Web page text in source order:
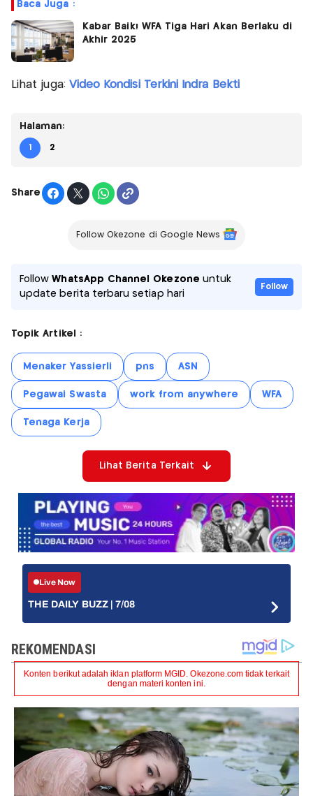
Baca Juga :
Kabar Baik! WFA Tiga Hari Akan Berlaku di
Akhir 2025
Lihat juga: Video Kondisi Terkini Indra Bekti
Halaman:
1 2
Share
Follow Okezone di Google News
FollowWhatsApp Channel Okezone untuk
update berita terbaru setiap hari
Follow
Topik Artikel :
Menaker Yassierli pns ASN
Pegawai Swasta work from anywhere WFA
Tenaga Kerja
Lihat Berita Terkait
Live Now
THE DAILY BUZZ | 7/08